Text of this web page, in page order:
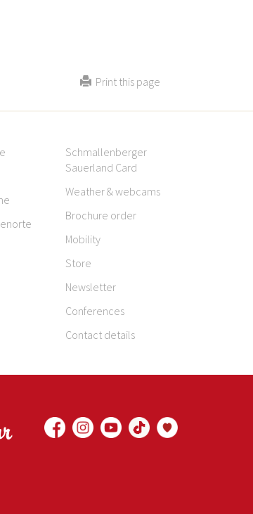
Print this page
Schmallenberger
Sauerland Card
Weather & webcams
Brochure order
Mobility
Store
Newsletter
Conferences
Contact details